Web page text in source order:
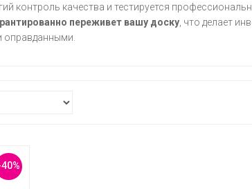
контроль качества и тестируется
переживет вашу доску , что делает
оправданными.